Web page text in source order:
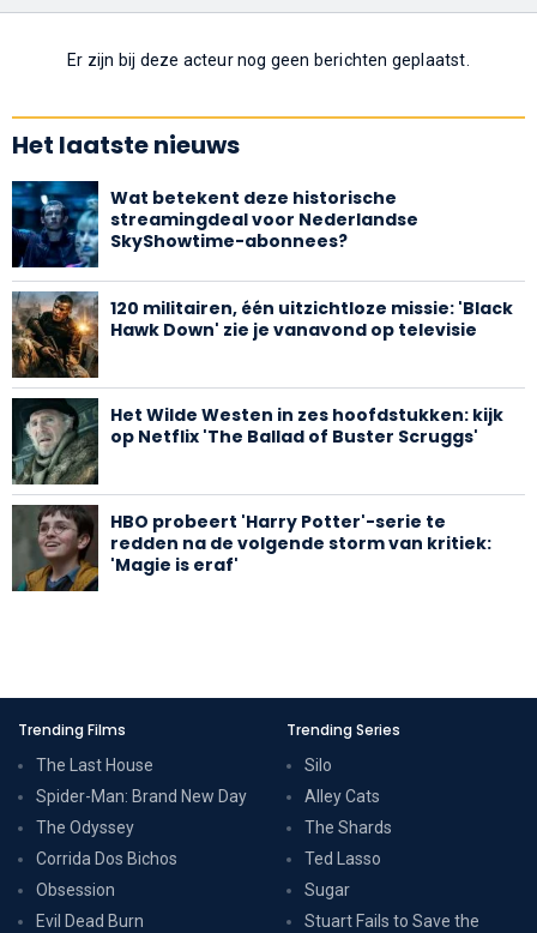
Er zijn bij deze acteur nog geen berichten geplaatst.
Het laatste nieuws
Wat betekent deze historische
streamingdeal voor Nederlandse
SkyShowtime-abonnees?
120 militairen, één uitzichtloze missie: 'Black
Hawk Down' zie je vanavond op televisie
Het Wilde Westen in zes hoofdstukken: kijk
op Netflix 'The Ballad of Buster Scruggs'
HBO probeert 'Harry Potter'-serie te
redden na de volgende storm van kritiek:
'Magie is eraf'
Trending Films
The Last House
Spider-Man: Brand New Day
The Odyssey
Corrida Dos Bichos
Obsession
Evil Dead Burn
Trending Series
Silo
Alley Cats
The Shards
Ted Lasso
Sugar
Stuart Fails to Save the